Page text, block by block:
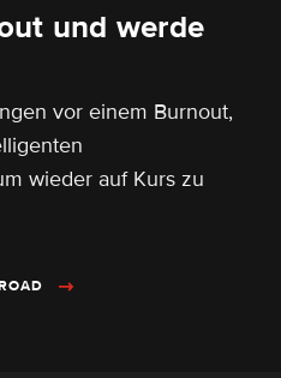
und werde
vor einem Burnout,
wieder auf Kurs zu